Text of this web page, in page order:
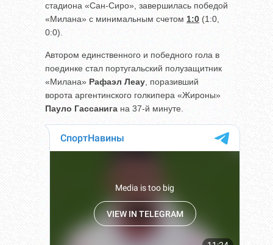
стадиона «Сан-Сиро», завершилась победой
«Милана» с минимальным счетом 1:0 (1:0,
0:0).
Автором единственного и победного гола в
поединке стал португальский полузащитник
«Милана» Рафаэл Леау, поразивший
ворота аргентинского голкипера «Жироны»
Пауло Гассанига на 37-й минуте.